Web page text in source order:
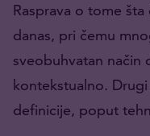
Rasprava o tome
danas, pri čemu
sveobuhvatan način
kontekstualno.
definicije, poput